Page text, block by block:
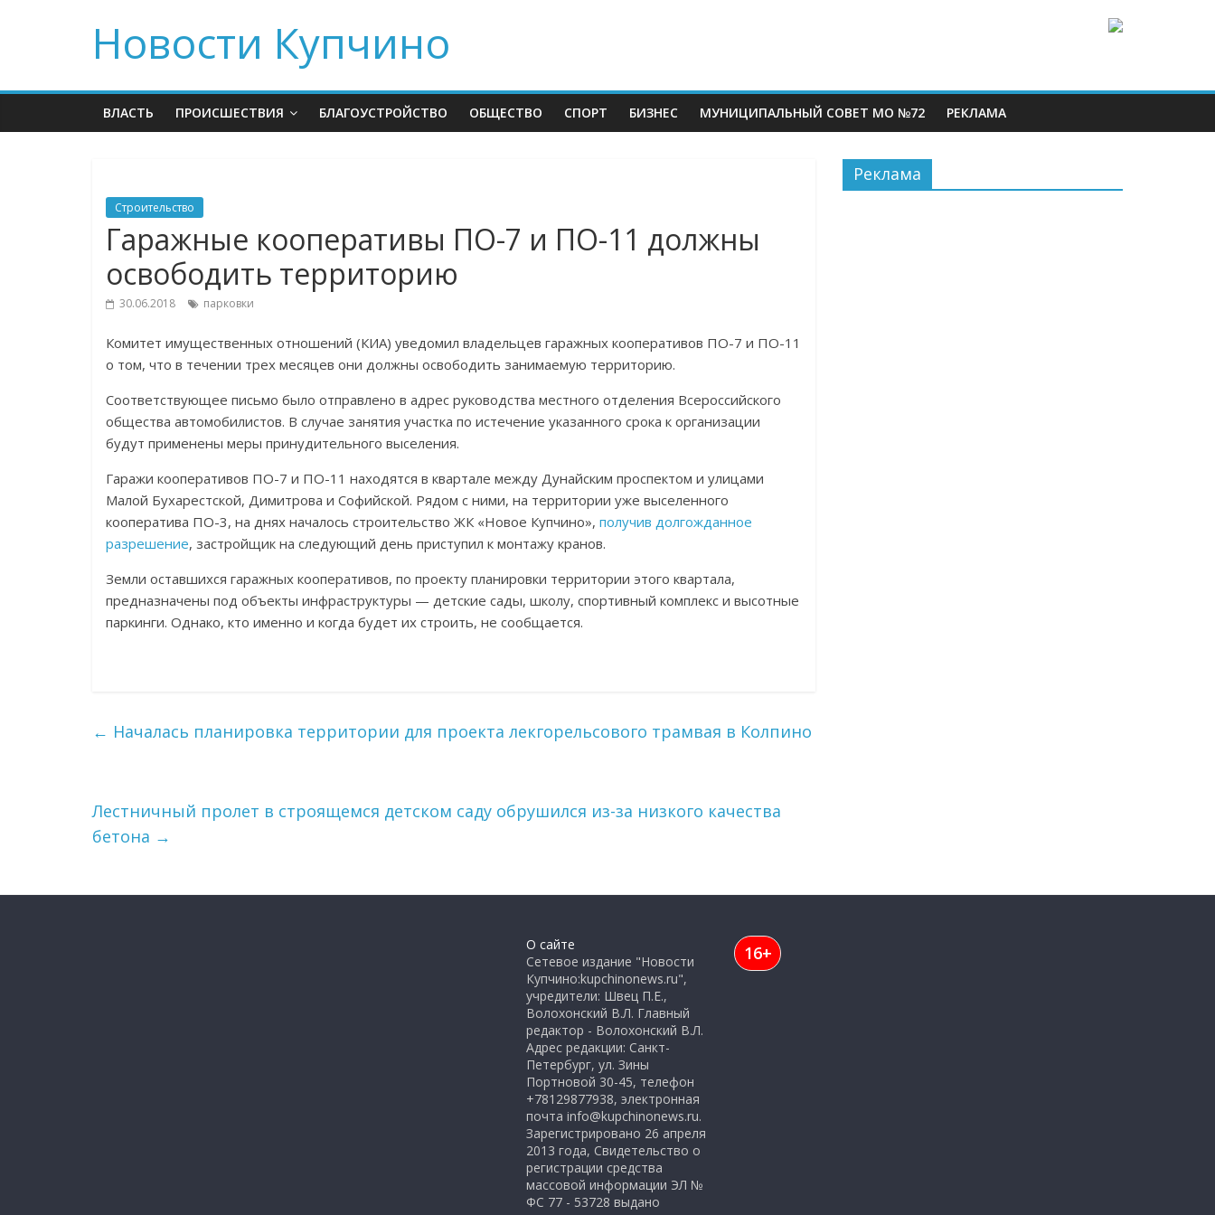
Новости Купчино
ВЛАСТЬ ПРОИСШЕСТВИЯ БЛАГОУСТРОЙСТВО ОБЩЕСТВО СПОРТ БИЗНЕС МУНИЦИПАЛЬНЫЙ СОВЕТ МО №72 РЕКЛАМА
Строительство
Гаражные кооперативы ПО-7 и ПО-11 должны
освободить территорию
30.06.2018 парковки
Комитет имущественных отношений (КИА) уведомил владельцев гаражных кооперативов ПО-7 и ПО-11
о том, что в течении трех месяцев они должны освободить занимаемую территорию.
Соответствующее письмо было отправлено в адрес руководства местного отделения Всероссийского
общества автомобилистов. В случае занятия участка по истечение указанного срока к организации
будут применены меры принудительного выселения.
Гаражи кооперативов ПО-7 и ПО-11 находятся в квартале между Дунайским проспектом и улицами
Малой Бухарестской, Димитрова и Софийской. Рядом с ними, на территории уже выселенного
кооператива ПО-3, на днях началось строительство ЖК «Новое Купчино», получив долгожданное
разрешение, застройщик на следующий день приступил к монтажу кранов.
Земли оставшихся гаражных кооперативов, по проекту планировки территории этого квартала,
предназначены под объекты инфраструктуры — детские сады, школу, спортивный комплекс и высотные
паркинги. Однако, кто именно и когда будет их строить, не сообщается.
← Началась планировка территории для проекта лекгорельсового трамвая в Колпино
Лестничный пролет в строящемся детском саду обрушился из-за низкого качества
бетона →
Реклама
О сайте
Сетевое издание "Новости
Купчино:kupchinonews.ru",
учредители: Швец П.Е.,
Волохонский В.Л. Главный
редактор - Волохонский В.Л.
Адрес редакции: Санкт-
Петербург, ул. Зины
Портновой 30-45, телефон
+78129877938, электронная
почта info@kupchinonews.ru.
Зарегистрировано 26 апреля
2013 года, Свидетельство о
регистрации средства
массовой информации ЭЛ №
ФС 77 - 53728 выдано
16+